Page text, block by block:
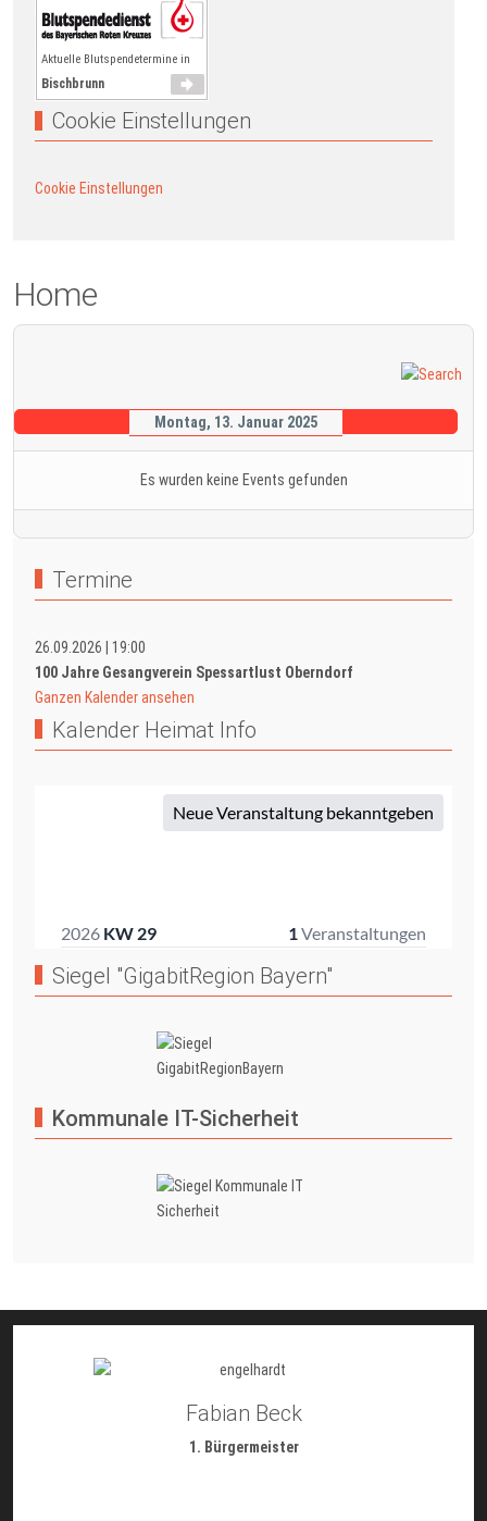
Aktuelle Blutspendetermine in
Bischbrunn
Cookie Einstellungen
Cookie Einstellungen
Home
Montag, 13. Januar 2025
Es wurden keine Events gefunden
Termine
26.09.2026
19:00
100 Jahre Gesangverein Spessartlust Oberndorf
Ganzen Kalender ansehen
Kalender Heimat Info
Siegel "GigabitRegion Bayern"
Kommunale IT-Sicherheit
Fabian Beck
1. Bürgermeister